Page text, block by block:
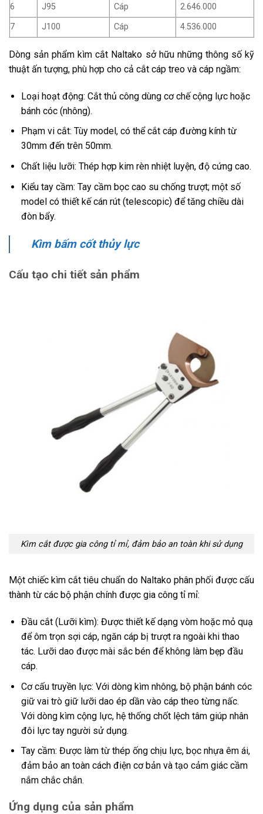
6
J95 Cáp
2.646.000
7
J100 Cáp 4.536.000
Dòng sản phẩm kìm cắt Naltako sở hữu những thông số kỹ
thuật ấn tượng, phù hợp cho cả cắt cáp treo và cáp ngầm:
Loại hoạt động: Cắt thủ công dùng cơ chế cộng lực hoặc
bánh cóc (nhông).
Phạm vi cắt: Tùy model, có thể cắt cáp đường kính từ
30mm đến trên 50mm.
Chất liệu lưỡi: Thép hợp kim rèn nhiệt luyện, độ cứng cao.
Kiểu tay cầm: Tay cầm bọc cao su chống trượt; một số
model có thiết kế cán rút (telescopic) để tăng chiều dài
đòn bẩy.
Kìm bấm cốt thủy lực
Cấu tạo chi tiết sản phẩm
Kìm cắt được gia công tỉ mỉ, đảm bảo an toàn khi sử dụng
Một chiếc kìm cắt tiêu chuẩn do Naltako phân phối được cấu
thành từ các bộ phận chính được gia công tỉ mỉ:
Đầu cắt (Lưỡi kìm): Được thiết kế dạng vòm hoặc mỏ quạ
để ôm trọn sợi cáp, ngăn cáp bị trượt ra ngoài khi thao
tác. Lưỡi dao được mài sắc bén để không làm bẹp đầu
cáp.
Cơ cấu truyền lực: Với dòng kìm nhông, bộ phận bánh cóc
giữ vai trò giữ lưỡi dao ép dần vào cáp theo từng nấc.
Với dòng kìm cộng lực, hệ thống chốt lệch tâm giúp nhân
đôi lực tay người sử dụng.
Tay cầm: Được làm từ thép ống chịu lực, bọc nhựa êm ái,
đảm bảo an toàn cách điện cơ bản và tạo cảm giác cầm
nắm chắc chắn.
Ứng dụng của sản phẩm